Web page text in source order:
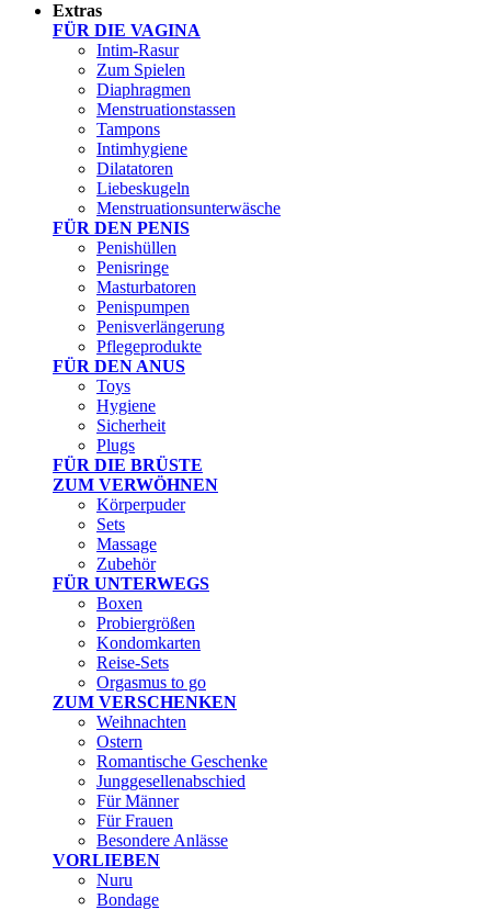
Extras
FÜR DIE VAGINA
Intim-Rasur
Zum Spielen
Diaphragmen
Menstruationstassen
Tampons
Intimhygiene
Dilatatoren
Liebeskugeln
Menstruationsunterwäsche
FÜR DEN PENIS
Penishüllen
Penisringe
Masturbatoren
Penispumpen
Penisverlängerung
Pflegeprodukte
FÜR DEN ANUS
Toys
Hygiene
Sicherheit
Plugs
FÜR DIE BRÜSTE
ZUM VERWÖHNEN
Körperpuder
Sets
Massage
Zubehör
FÜR UNTERWEGS
Boxen
Probiergrößen
Kondomkarten
Reise-Sets
Orgasmus to go
ZUM VERSCHENKEN
Weihnachten
Ostern
Romantische Geschenke
Junggesellenabschied
Für Männer
Für Frauen
Besondere Anlässe
VORLIEBEN
Nuru
Bondage